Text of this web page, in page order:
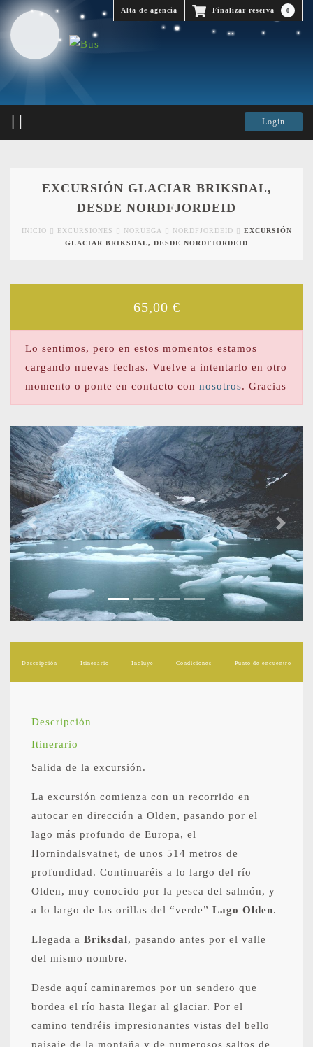
Finalizar reserva 0
Alta de agencia
EXCURSIÓN GLACIAR BRIKSDAL,
DESDE NORDFJORDEID
INICIO EXCURSIONES NORUEGA NORDFJORDEID
EXCURSIÓN
GLACIAR BRIKSDAL, DESDE NORDFJORDEID
Previous Next
Descripción Itinerario Incluye Condiciones Punto de encuentro
Descripción
Itinerario
Salida de la excursión.
La excursión comienza con un recorrido en
autocar en dirección a Olden, pasando por el
lago más profundo de Europa, el
Hornindalsvatnet, de unos 514 metros de
profundidad. Continuaréis a lo largo del río
Olden, muy conocido por la pesca del salmón, y
a lo largo de las orillas del “verde” Lago Olden.
Llegada a Briksdal, pasando antes por el valle
del mismo nombre.
Desde aquí caminaremos por un sendero que
bordea el río hasta llegar al glaciar. Por el
camino tendréis impresionantes vistas del bello
paisaje de la montaña y de numerosos saltos de
65,00 €
Lo sentimos, pero en estos momentos estamos
cargando nuevas fechas. Vuelve a intentarlo en otro
momento o ponte en contacto con nosotros. Gracias